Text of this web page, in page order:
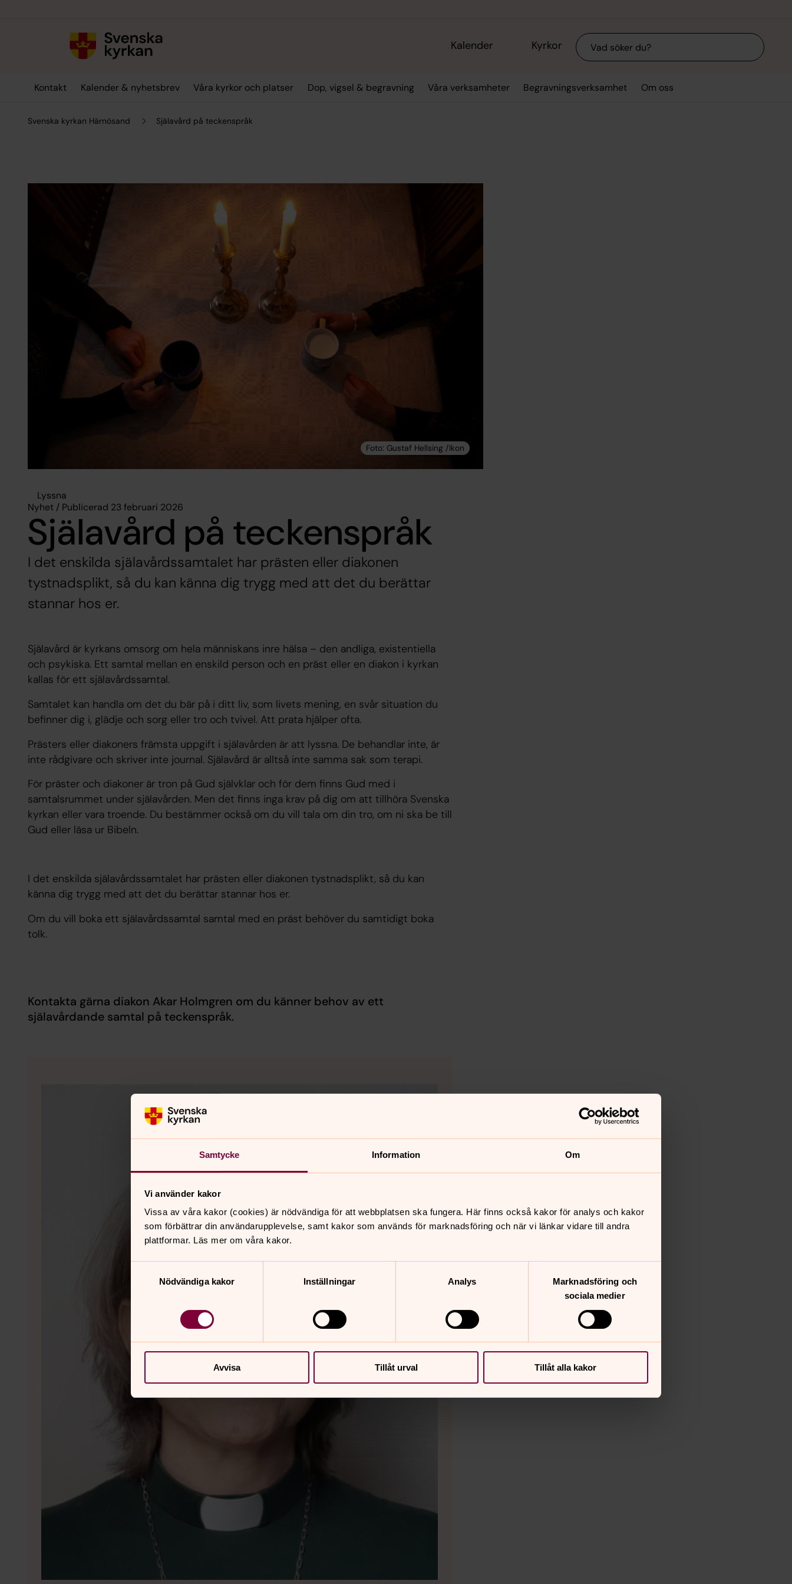
Samtycke Information Om
Vi använder kakor
Vissa av våra kakor (cookies) är nödvändiga för att webbplatsen ska fungera. Här finns också kakor för analys och kakor
som förbättrar din användarupplevelse, samt kakor som används för marknadsföring och när vi länkar vidare till andra
plattformar. Läs mer om våra kakor.
Nödvändiga kakor
Inställningar Analys
Marknadsföring och
sociala medier
Avvisa Tillåt urval Tillåt alla kakor
Kalender Kyrkor Sök
Kontakt Kalender & nyhetsbrev Våra kyrkor och platser Dop, vigsel & begravning Våra verksamheter Begravningsverksamhet Om oss
Svenska kyrkan Härnösand Själavård på teckenspråk
Lyssna
Nyhet / Publicerad 23 februari 2026
Själavård på teckenspråk
I det enskilda själavårdssamtalet har prästen eller diakonen
tystnadsplikt, så du kan känna dig trygg med att det du berättar
stannar hos er.
Själavård är kyrkans omsorg om hela människans inre hälsa – den andliga, existentiella
och psykiska. Ett samtal mellan en enskild person och en präst eller en diakon i kyrkan
kallas för ett själavårdssamtal.
Samtalet kan handla om det du bär på i ditt liv, som livets mening, en svår situation du
befinner dig i, glädje och sorg eller tro och tvivel. Att prata hjälper ofta.
Prästers eller diakoners främsta uppgift i själavården är att lyssna. De behandlar inte, är
inte rådgivare och skriver inte journal. Själavård är alltså inte samma sak som terapi.
För präster och diakoner är tron på Gud självklar och för dem finns Gud med i
samtalsrummet under själavården. Men det finns inga krav på dig om att tillhöra Svenska
kyrkan eller vara troende. Du bestämmer också om du vill tala om din tro, om ni ska be till
Gud eller läsa ur Bibeln.
I det enskilda själavårdssamtalet har prästen eller diakonen tystnadsplikt, så du kan
känna dig trygg med att det du berättar stannar hos er.
Om du vill boka ett själavårdssamtal samtal med en präst behöver du samtidigt boka
tolk.
Kontakta gärna diakon Akar Holmgren om du känner behov av ett
själavårdande samtal på teckenspråk.